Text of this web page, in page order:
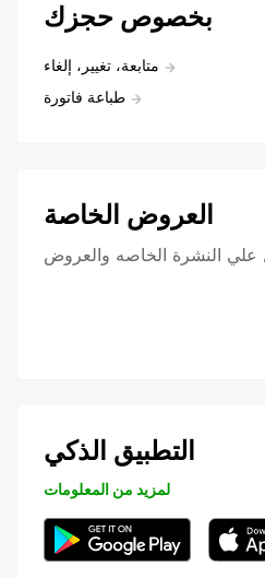
بخصوص حجزك
متابعة، تغيير، إلغاء
طباعة فاتورة
العروض الخاصة
علي النشرة الخاصه والعروض
التطبيق الذكي
لمزيد من المعلومات